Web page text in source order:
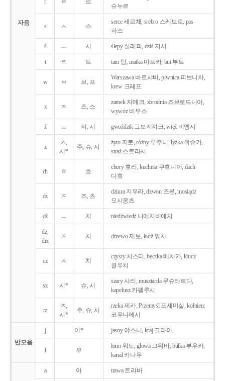
자음
r ㄹ 르
슈누르
s ㅅ 스
serce 세르체, srebro 스레브로, pas
파스
ś ㅡ 시 ślepy 실레피, dziś 지시
t ㅌ 트 tam 탐, matka 마트카, but 부트
w ㅂ 브, 프
Warszawa 바르샤바, piwnica 피브니차,
krew 크레프
z ㅈ 즈, 스
zamek 자메크, zbrodnia 즈브로드니아,
wywóz 비부스
ź ㅡ 지, 시 gwoździk 그보지지크, więź 비엥시
ż
ㅈ,
시*
주, 슈, 시
żyto 지토, różny 루주니, łyżka 위슈카,
straż 스트라시
ch ㅎ 흐
chory 호리, kuchnia 쿠흐니아, dach
다흐
dz ㅈ 즈, 츠
dziura 지우라, dzwon 즈본, mosiądz
모시옹츠
dź ㅡ 치 niedźwiedź 니에치비에치
dż,
drz
ㅈ 치 drzewo 제보, łodż 워치
cz ㅊ 치
czysty 치스티, beczka 베치카, klucz
클루치
sz 시* 슈, 시
szary 샤리, musztarda 무슈타르다,
kapelusz 카펠루시
rz
ㅈ,
시*
주, 슈, 시
rzeka 제카, Przemyśl 프셰미실, kołnierz
코우니에시
반모음
j 이* jasny 야스니, kraj 크라이
ł 우
łono 워노, głowa 그워바, bułka 부우카,
kanał 카나우
a 아 trawa 트라바